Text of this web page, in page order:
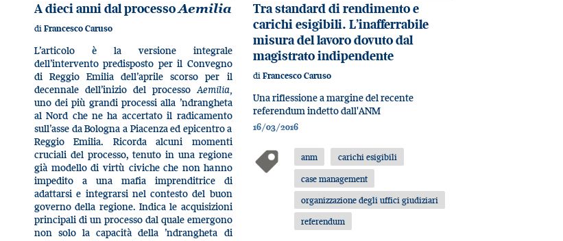
A dieci anni dal processoAemilia
di Francesco Caruso
L’articolo è la versione integrale
dell’intervento predisposto per il Convegno
di Reggio Emilia dell’aprile scorso per il
decennale dell’inizio del processo Aemilia,
uno dei più grandi processi alla ’ndrangheta
al Nord che ne ha accertato il radicamento
sull’asse da Bologna a Piacenza ed epicentro a
Reggio Emilia. Ricorda alcuni momenti
cruciali del processo, tenuto in una regione
già modello di virtù civiche che non hanno
impedito a una mafia imprenditrice di
adattarsi e integrarsi nel contesto del buon
governo della regione. Indica le acquisizioni
principali di un processo dal quale emergono
non solo la capacità della ’ndrangheta di
Tra standard di rendimento e
carichi esigibili. L’inafferrabile
misura del lavoro dovuto dal
magistrato indipendente
di Francesco Caruso
Una riflessione a margine del recente
referendum indetto dall'ANM
16/03/2016
anm
carichi esigibili
case management
organizzazione degli uffici giudiziari
referendum